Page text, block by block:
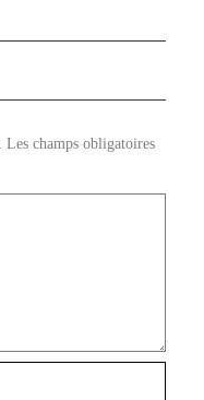
Les champs obligatoires